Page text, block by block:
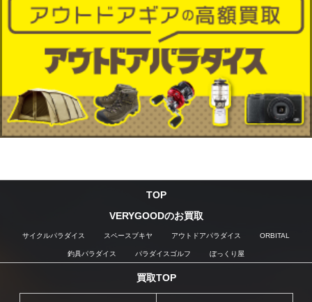
TOP
VERYGOODのお買取
サイクルパラダイス スペースブキヤ アウトドアパラダイス ORBITAL
釣具パラダイス パラダイスゴルフ ぼっくり屋
買取TOP